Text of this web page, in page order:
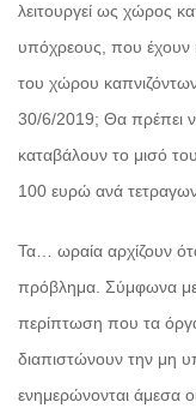
λειτουργεί ως χώρος
υπόχρεους, που έχουν
του χώρου
30/6/2019; Θα πρέπει
καταβάλουν το μισό
100 ευρώ ανά
Τα… ωραία αρχίζουν
πρόβλημα. Σύμφωνα με
περίπτωση που τα
διαπιστώνουν την μη
ενημερώνονται άμεσα